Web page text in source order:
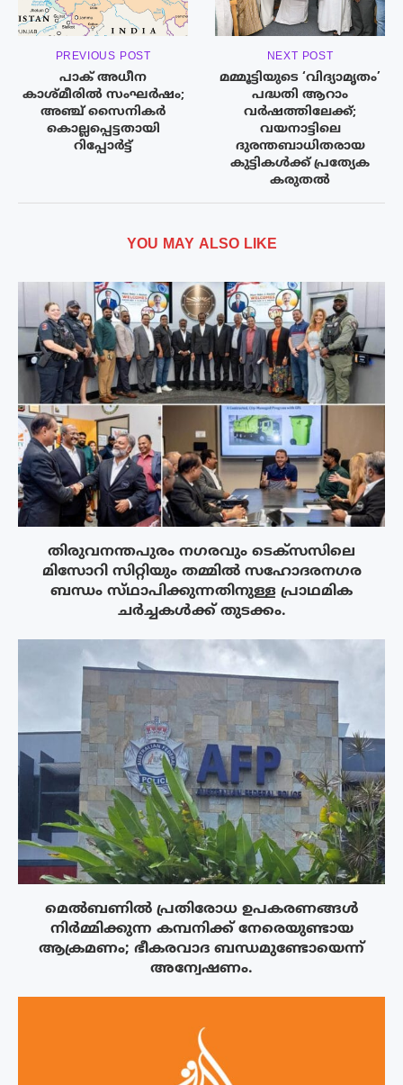
PREVIOUS POST
പാക് അധീന
കാശ്മീരിൽ സംഘർഷം;
അഞ്ച് സൈനികർ
കൊല്ലപ്പെട്ടതായി
റിപ്പോർട്ട്
NEXT POST
മമ്മൂട്ടിയുടെ ‘വിദ്യാമൃതം’
പദ്ധതി ആറാം
വർഷത്തിലേക്ക്;
വയനാട്ടിലെ
ദുരന്തബാധിതരായ
കുട്ടികൾക്ക് പ്രത്യേക
കരുതൽ
YOU MAY ALSO LIKE
തിരുവനന്തപുരം നഗരവും ടെക്‌സസിലെ
മിസോറി സിറ്റിയും തമ്മിൽ സഹോദരനഗര
ബന്ധം സ്‌ഥാപിക്കുന്നതിനുള്ള പ്രാഥമിക
ചർച്ചകൾക്ക് തുടക്കം.
മെൽബണിൽ പ്രതിരോധ ഉപകരണങ്ങൾ
നിർമ്മിക്കുന്ന കമ്പനിക്ക് നേരെയുണ്ടായ
ആക്രമണം; ഭീകരവാദ ബന്ധമുണ്ടോയെന്ന്
അന്വേഷണം.